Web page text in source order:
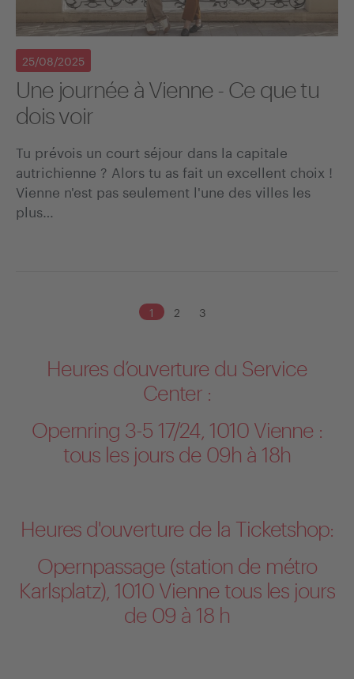
Une journée à Vienne - Ce que tu
dois voir
25/08/2025
Tu prévois un court séjour dans la capitale
autrichienne ? Alors tu as fait un excellent choix !
Vienne n'est pas seulement l'une des villes les
plus…
1 2 3
Heures d’ouverture du Service
Center :
Opernring 3-5 17/24, 1010 Vienne :
tous les jours de 09h à 18h
Heures d'ouverture de la Ticketshop:
Opernpassage (station de métro
Karlsplatz), 1010 Vienne tous les jours
de 09 à 18 h